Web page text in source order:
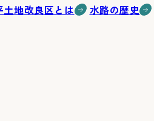
地改良区とは 水路の歴史